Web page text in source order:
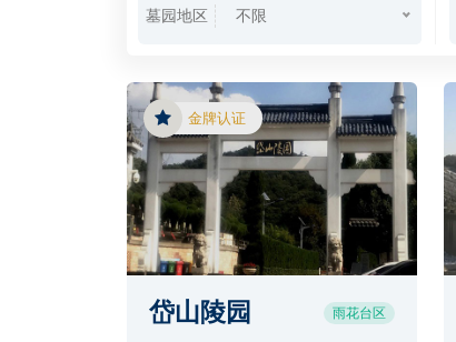
墓园地区 不限
金牌认证
岱山陵园 雨花台区